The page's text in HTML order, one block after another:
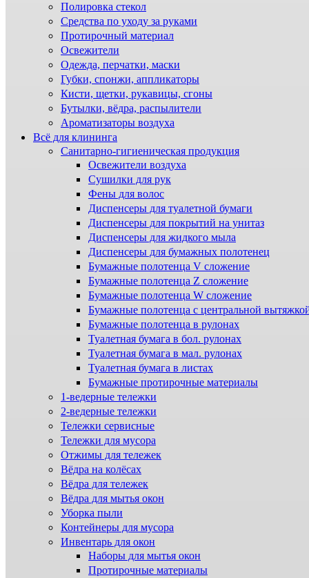
Полировка стекол
Средства по уходу за руками
Протирочный материал
Освежители
Одежда, перчатки, маски
Губки, спонжи, аппликаторы
Кисти, щетки, рукавицы, сгоны
Бутылки, вёдра, распылители
Ароматизаторы воздуха
Всё для клининга
Санитарно-гигиеническая продукция
Освежители воздуха
Сушилки для рук
Фены для волос
Диспенсеры для туалетной бумаги
Диспенсеры для покрытий на унитаз
Диспенсеры для жидкого мыла
Диспенсеры для бумажных полотенец
Бумажные полотенца V сложение
Бумажные полотенца Z сложение
Бумажные полотенца W сложение
Бумажные полотенца с центральной
Бумажные полотенца в рулонах
Туалетная бумага в бол. рулонах
Туалетная бумага в мал. рулонах
Туалетная бумага в листах
Бумажные протирочные материалы
1-ведерные тележки
2-ведерные тележки
Тележки сервисные
Тележки для мусора
Отжимы для тележек
Вёдра на колёсах
Вёдра для тележек
Вёдра для мытья окон
Уборка пыли
Контейнеры для мусора
Инвентарь для окон
Наборы для мытья окон
Протирочные материалы